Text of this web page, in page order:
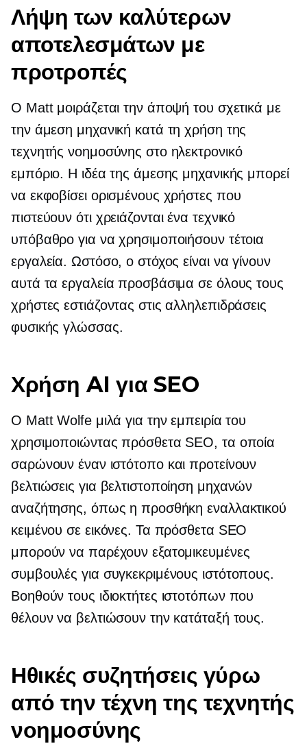
Λήψη των καλύτερων
αποτελεσμάτων με
προτροπές
Ο Matt μοιράζεται την άποψή του σχετικά με
την άμεση μηχανική κατά τη χρήση της
τεχνητής νοημοσύνης στο ηλεκτρονικό
εμπόριο. Η ιδέα της άμεσης μηχανικής μπορεί
να εκφοβίσει ορισμένους χρήστες που
πιστεύουν ότι χρειάζονται ένα τεχνικό
υπόβαθρο για να χρησιμοποιήσουν τέτοια
εργαλεία. Ωστόσο, ο στόχος είναι να γίνουν
αυτά τα εργαλεία προσβάσιμα σε όλους τους
χρήστες εστιάζοντας στις αλληλεπιδράσεις
φυσικής γλώσσας.
Χρήση AI για SEO
Ο Matt Wolfe μιλά για την εμπειρία του
χρησιμοποιώντας πρόσθετα SEO, τα οποία
σαρώνουν έναν ιστότοπο και προτείνουν
βελτιώσεις για βελτιστοποίηση μηχανών
αναζήτησης, όπως η προσθήκη εναλλακτικού
κειμένου σε εικόνες. Τα πρόσθετα SEO
μπορούν να παρέχουν εξατομικευμένες
συμβουλές για συγκεκριμένους ιστότοπους.
Βοηθούν τους ιδιοκτήτες ιστοτόπων που
θέλουν να βελτιώσουν την κατάταξή τους.
Ηθικές συζητήσεις γύρω
από την τέχνη της τεχνητής
νοημοσύνης